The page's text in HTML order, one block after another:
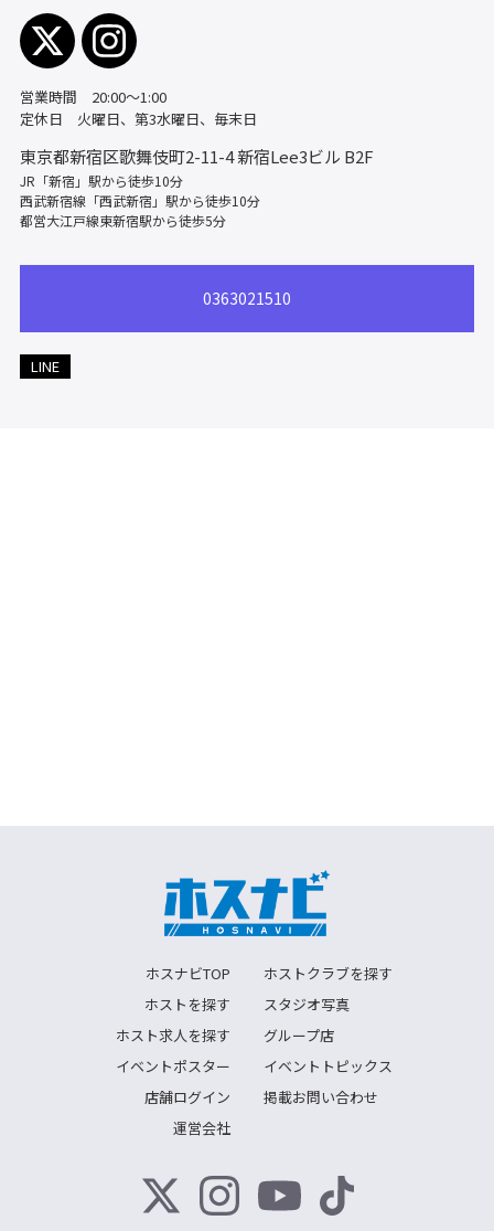
営業時間 20:00〜1:00
定休日 火曜日、第3水曜日、毎末日
東京都新宿区歌舞伎町2-11-4新宿Lee3ビル B2F
JR「新宿」駅から徒歩10分
西武新宿線「西武新宿」駅から徒歩10分
都営大江戸線東新宿駅から徒歩5分
0363021510
LINE
ホスナビTOP
ホストクラブを探す
ホストを探す
スタジオ写真
ホスト求人を探す
グループ店
イベントポスター
イベントトピックス
店舗ログイン
掲載お問い合わせ
運営会社